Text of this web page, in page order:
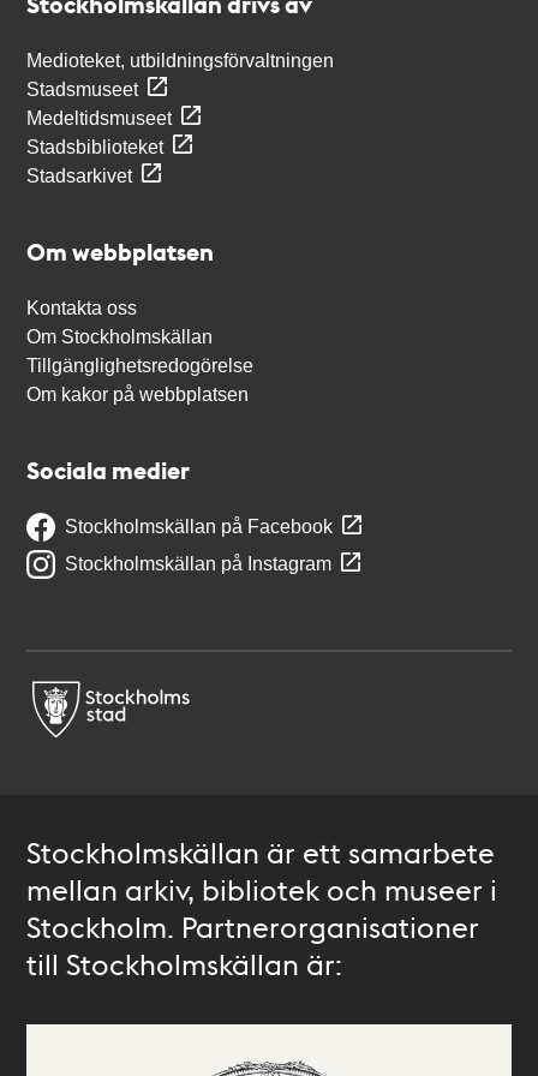
Medioteket, utbildningsförvaltningen
Stadsmuseet
Medeltidsmuseet
Stadsbiblioteket
Stadsarkivet
Om webbplatsen
Kontakta oss
Om Stockholmskällan
Tillgänglighetsredogörelse
Om kakor på webbplatsen
Sociala medier
Stockholmskällan på Facebook
Stockholmskällan på Instagram
Stockholmskällan är ett samarbete
mellan arkiv, bibliotek och museer i
Stockholm. Partnerorganisationer
till Stockholmskällan är: